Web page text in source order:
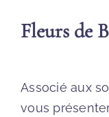
Fleurs de
Associé aux
vous